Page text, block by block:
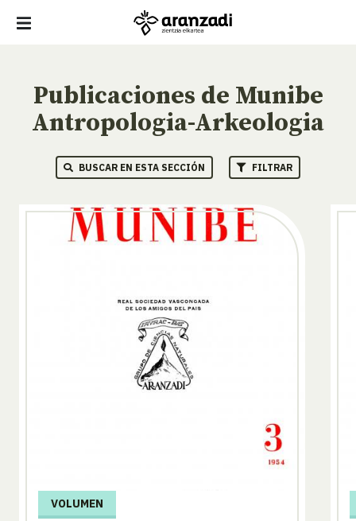
Publicaciones de Munibe
Antropologia-Arkeologia
BUSCAR EN ESTA SECCIÓN FILTRAR
VOLUMEN